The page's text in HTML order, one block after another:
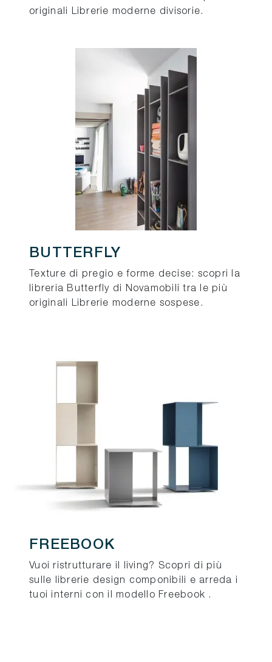
originali Librerie moderne divisorie.
BUTTERFLY
Texture di pregio e forme decise: scopri la
libreria Butterfly di Novamobili tra le più
originali Librerie moderne sospese.
FREEBOOK
Vuoi ristrutturare il living? Scopri di più
sulle librerie design componibili e arreda i
tuoi interni con il modello Freebook .